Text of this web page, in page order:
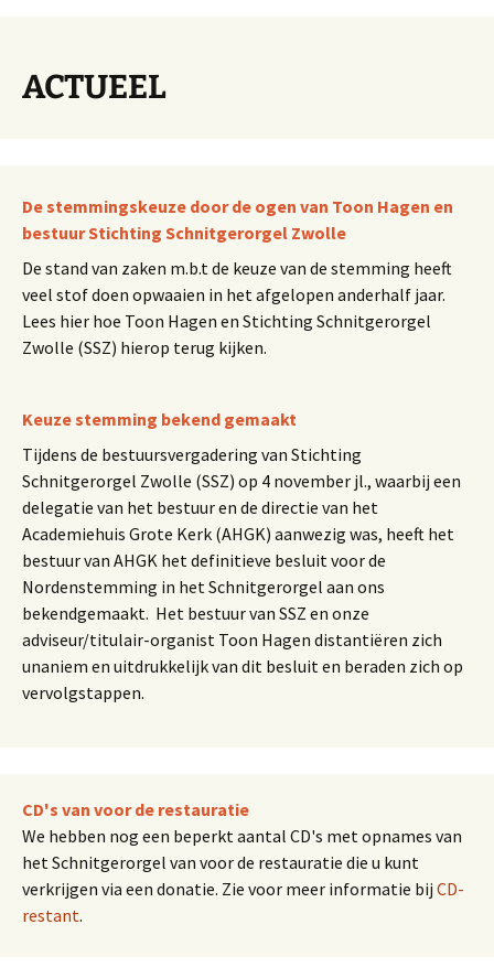
ACTUEEL
De stemmingskeuze door de ogen van Toon Hagen en
bestuur Stichting Schnitgerorgel Zwolle
De stand van zaken m.b.t de keuze van de stemming heeft
veel stof doen opwaaien in het afgelopen anderhalf jaar.
Lees hier hoe Toon Hagen en Stichting Schnitgerorgel
Zwolle (SSZ) hierop terug kijken.
Keuze stemming bekend gemaakt
Tijdens de bestuursvergadering van Stichting
Schnitgerorgel Zwolle (SSZ) op 4 november jl., waarbij een
delegatie van het bestuur en de directie van het
Academiehuis Grote Kerk (AHGK) aanwezig was, heeft het
bestuur van AHGK het definitieve besluit voor de
Nordenstemming in het Schnitgerorgel aan ons
bekendgemaakt. Het bestuur van SSZ en onze
adviseur/titulair-organist Toon Hagen distantiëren zich
unaniem en uitdrukkelijk van dit besluit en beraden zich op
vervolgstappen.
CD's van voor de restauratie
We hebben nog een beperkt aantal CD's met opnames van
het Schnitgerorgel van voor de restauratie die u kunt
verkrijgen via een donatie. Zie voor meer informatie bij CD-
restant.